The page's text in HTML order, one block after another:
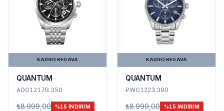
KARGO BEDAVA
QUANTUM
ADG1217B.350
₺8.999,00 %15INDIRIM
KARGO BEDAVA
QUANTUM
PWG1223.390
₺8.999,00 %15INDIRIM